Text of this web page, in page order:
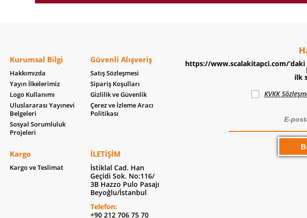
Kurumsal Bilgi
Hakkımızda
Yayın İlkelerimiz
Logo Kullanımı
Uluslararası Yayınevi
Belgeleri
Sosyal Sorumluluk
Projeleri
Güvenli Alışveriş
Satış Sözleşmesi
Sipariş Koşulları
Gizlilik ve Güvenlik
Çerez ve İzleme Aracı
Politikası
Kargo
Kargo ve Teslimat
İLETIŞIM
İstiklal Cad. Han
Geçidi Sok. No:116/
3B Hazzo Pulo Pasajı
Beyoğlu/İstanbul
Telefon:
+90 212 706 75 70
https://www.scalakitapci.com/’daki
ilk
KVKK